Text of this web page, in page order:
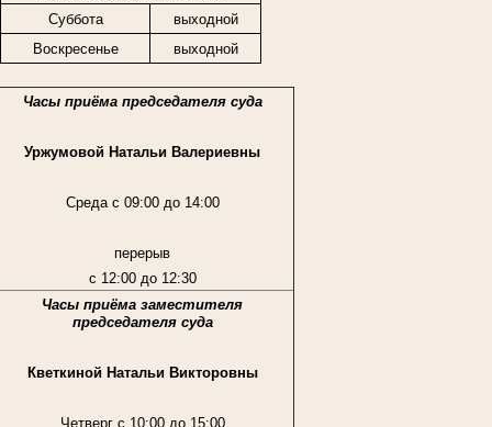
Суббота
выходной
Воскресенье
выходной
Часы приёма председателя суда
Уржумовой Натальи Валериевны
Среда с 09:00 до 14:00
перерыв
с 12:00 до 12:30
Часы приёма заместителя
председателя суда
Кветкиной Натальи Викторовны
Четверг с 10:00 до 15:00